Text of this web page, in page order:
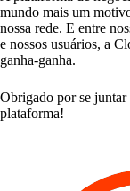
mundo mais um
nossa rede. E entre
e nossos usuários, a
ganha-ganha.
Obrigado por se juntar
plataforma!